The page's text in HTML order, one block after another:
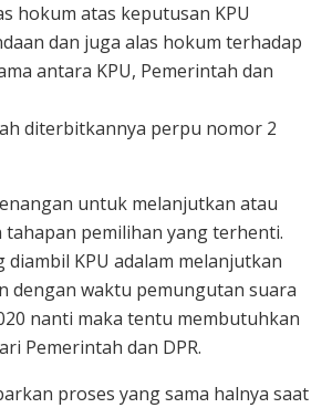
hokum atas keputusan KPU
dan juga alas hokum terhadap
antara KPU, Pemerintah dan
diterbitkannya perpu nomor 2
untuk melanjutkan atau
pemilihan yang terhenti.
diambil KPU adalam melanjutkan
dengan waktu pemungutan suara
nanti maka tentu membutuhkan
Pemerintah dan DPR.
proses yang sama halnya saat